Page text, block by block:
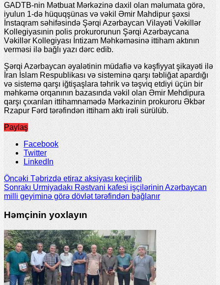
GADTB-nin Mətbuat Mərkəzinə daxil olan məlumata görə,
iyulun 1-də hüquqşünas və vəkil Əmir Mahdipur şəxsi
İnstaqram səhifəsində Şərqi Azərbaycan Vilayəti Vəkillər
Kollegiyasınin polis prokurorunun Şərqi Azərbaycana
Vəkillər Kollegiyası İntizam Məhkəməsinə ittiham aktının
verməsi ilə bağlı yazı dərc edib.
Şərqi Azərbaycan əyalətinin müdafiə və kəşfiyyat şikayəti ilə
İran İslam Respublikası və sisteminə qarşı təbliğat apardığı
və sistemə qarşı iğtişaşlara təhrik və təşviq etdiyi üçün bir
məhkəmə orqanının bazasında vəkil olan Əmir Mehdipura
qarşı çıxarılan ittihamnamədə Mərkəzinin prokuroru Əkbər
Rzapur Fərd tərəfindən ittiham aktı irəli sürülüb.
Paylaş
Facebook
Twitter
LinkedIn
Öncəki Təbrizdə etiraz aksiyası keçirilib
Sonrakı Urmiyadakı Rəstvani kafesi işçilərinin Azərbaycan
milli geyiminə görə dövlət tərəfindən bağlanır
Həmçinin yoxlayın